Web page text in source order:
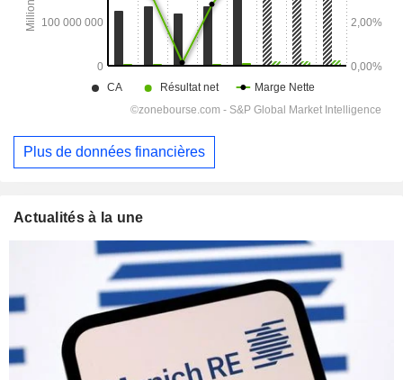
Plus de données financières
Actualités à la une